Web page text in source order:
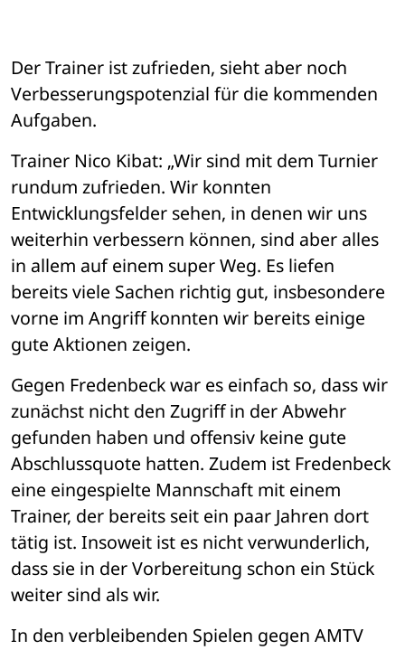
Der Trainer ist zufrieden, sieht aber noch
Verbesserungspotenzial für die kommenden
Aufgaben.
Trainer Nico Kibat: „Wir sind mit dem Turnier
rundum zufrieden. Wir konnten
Entwicklungsfelder sehen, in denen wir uns
weiterhin verbessern können, sind aber alles
in allem auf einem super Weg. Es liefen
bereits viele Sachen richtig gut, insbesondere
vorne im Angriff konnten wir bereits einige
gute Aktionen zeigen.
Gegen Fredenbeck war es einfach so, dass wir
zunächst nicht den Zugriff in der Abwehr
gefunden haben und offensiv keine gute
Abschlussquote hatten. Zudem ist Fredenbeck
eine eingespielte Mannschaft mit einem
Trainer, der bereits seit ein paar Jahren dort
tätig ist. Insoweit ist es nicht verwunderlich,
dass sie in der Vorbereitung schon ein Stück
weiter sind als wir.
In den verbleibenden Spielen gegen AMTV